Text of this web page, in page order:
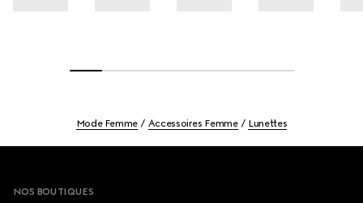
Mode Femme Accessoires Femme Lunettes
NOS BOUTIQUES